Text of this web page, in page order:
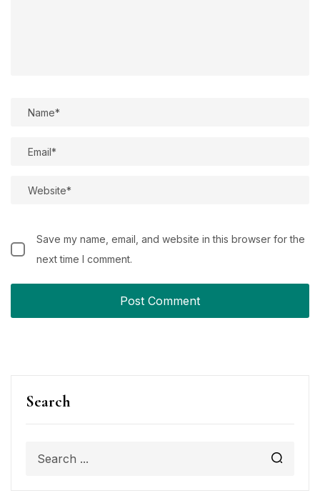
Search
Save my name, email, and website in this browser for the
next time I comment.